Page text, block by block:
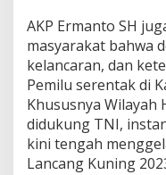
AKP Ermanto SH
masyarakat bahwa
kelancaran, dan
Pemilu serentak di
Khususnya Wilayah
didukung TNI,
kini tengah
Lancang Kuning